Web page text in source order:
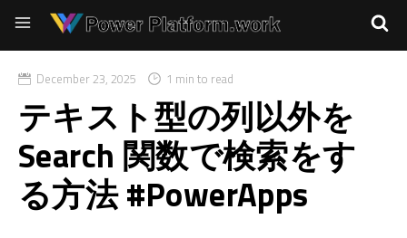
December 23, 2025 1 min to read
テキスト型の列以外を
Search 関数で検索をす
る方法 #PowerApps